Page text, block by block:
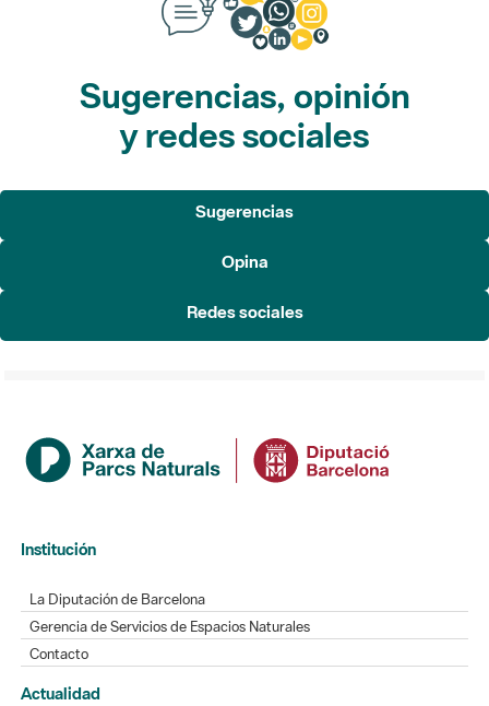
Sugerencias, opinión
y redes sociales
Sugerencias
Opina
Redes sociales
Institución
La Diputación de Barcelona
Gerencia de Servicios de Espacios Naturales
Contacto
Actualidad